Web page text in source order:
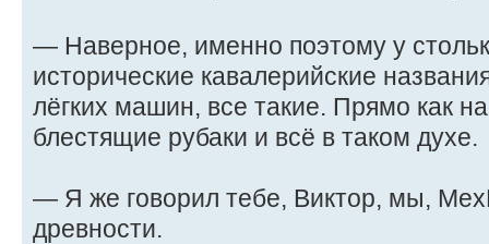
— Наверное, именно поэтому у
исторические кавалерийские
лёгких машин, все такие. Прямо как
блестящие рубаки и всё в таком духе.
— Я же говорил тебе, Виктор, мы,
древности.